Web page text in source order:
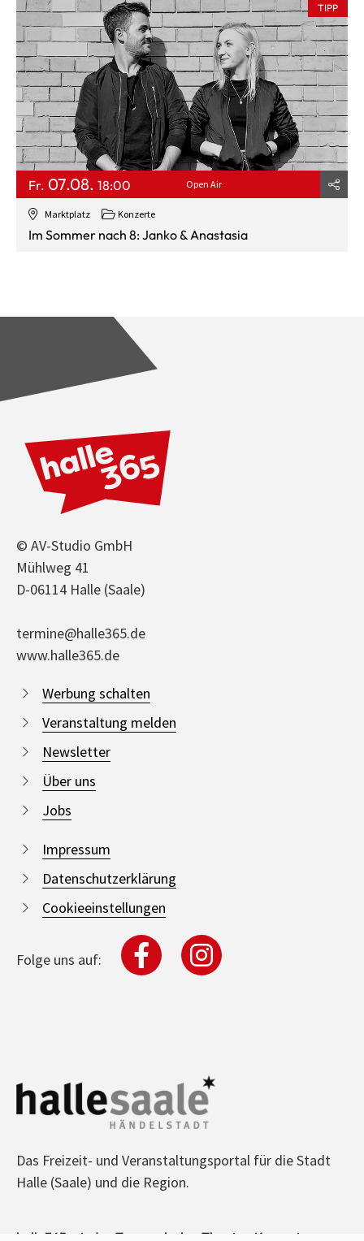
Marktplatz Konzerte
TIPP
Fr. 07.08. 18:00 Open Air
Im Sommer nach 8: Janko & Anastasia
© AV-Studio GmbH
Mühlweg 41
D-06114 Halle (Saale)
termine@halle365.de
www.halle365.de
Werbung schalten
Veranstaltung melden
Newsletter
Über uns
Jobs
Impressum
Datenschutzerklärung
Cookieeinstellungen
Folge uns auf:
Das Freizeit- und Veranstaltungsportal für die Stadt
Halle (Saale) und die Region.
halle365 - Jeden Tag was los! - Theater, Konzerte,